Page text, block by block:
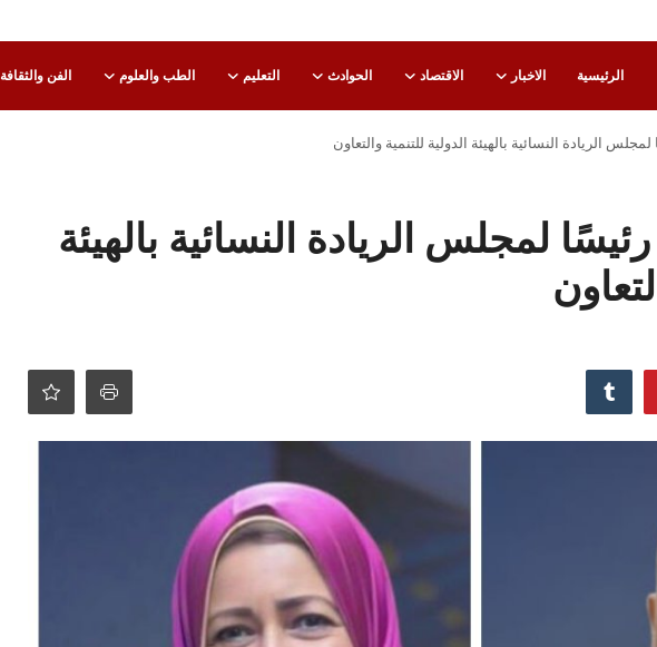
الرئيسية الاخبار الاقتصاد الحوادث التعليم الطب والعلوم الفن والثقافة
الريادة النسائية بالهيئة الدولية للتنمية والتعاون
لمجلس الريادة النسائية بالهيئة